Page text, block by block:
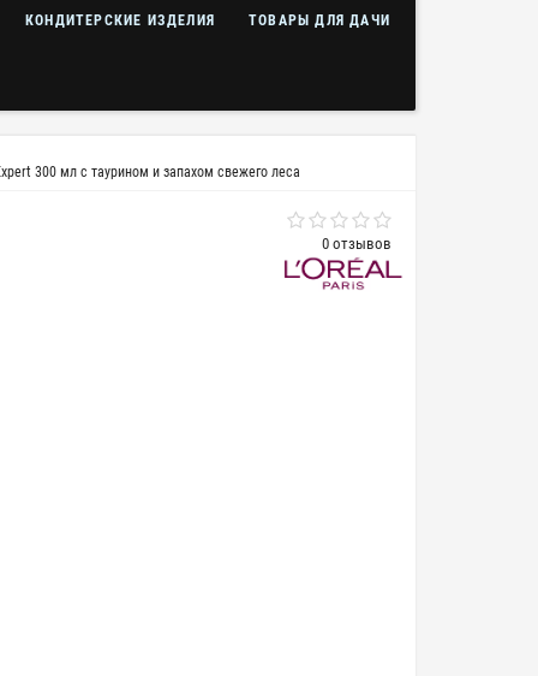
КОНДИТЕРСКИЕ ИЗДЕЛИЯ ТОВАРЫ ДЛЯ ДАЧИ
300 мл с таурином и запахом свежего леса
0 отзывов